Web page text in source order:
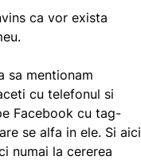
ca vor exista
sa mentionam
cu telefonul si
Facebook cu tag-
se alfa in ele. Si aici
numai la cererea